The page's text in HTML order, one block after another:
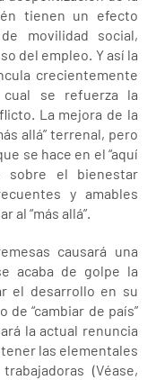
tienen un efecto
movilidad social,
del empleo. Y así la
crecientemente
se refuerza la
La mejora de la
allá” terrenal, pero
se hace en el “aquí
sobre el bienestar
y amables
al “más allá”.
causará una
acaba de golpe la
el desarrollo en su
de “cambiar de país”
la actual renuncia
las elementales
(Véase,